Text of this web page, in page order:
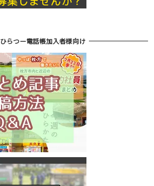
ひらつー電話帳加入者様向け